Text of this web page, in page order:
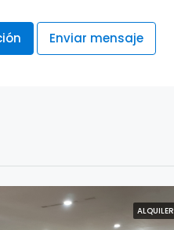
Enviar mensaje
ALQUILER